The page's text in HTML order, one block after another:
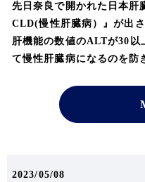
先日奈良で開かれた日本肝
CLD(慢性肝臓病）』が出
肝機能の数値のALTが30以
て慢性肝臓病になるのを
2023/05/08